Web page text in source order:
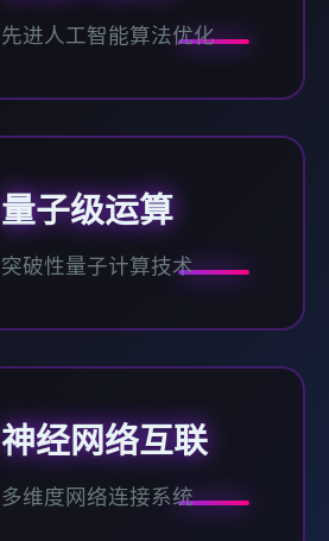
先进人工智能算法优化
量子级运算
突破性量子计算技术
神经网络互联
多维度网络连接系统